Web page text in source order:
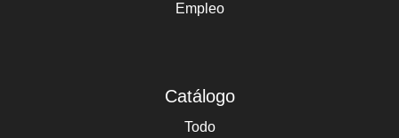
Empleo
Catálogo
Todo